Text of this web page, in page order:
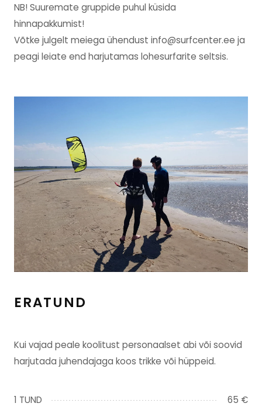
NB! Suuremate gruppide puhul küsida
hinnapakkumist!
Võtke julgelt meiega ühendust info@surfcenter.ee ja
peagi leiate end harjutamas lohesurfarite seltsis.
ERATUND
Kui vajad peale koolitust personaalset abi või soovid
harjutada juhendajaga koos trikke või hüppeid.
1 TUND 65 €